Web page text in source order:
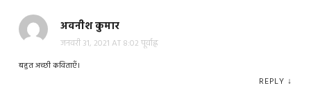
अवनीश कुमार
जनवरी 31, 2021 AT 8:02 पूर्वाह्न
बहुत अच्छी कविताएँ।
REPLY ↓